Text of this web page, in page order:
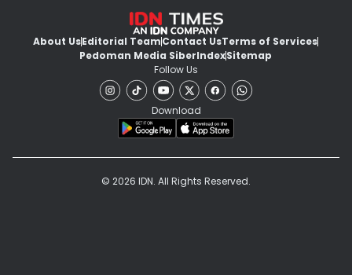
About UsEditorial TeamContact UsTerms of Services
Pedoman Media SiberIndexSitemap
Follow Us
Download
© 2026 IDN. All Rights Reserved.